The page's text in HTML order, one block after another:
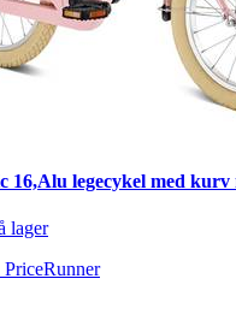
16,Alu legecykel med kurv
lager
PriceRunner